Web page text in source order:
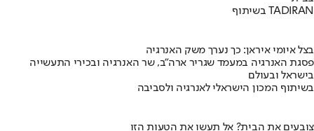
בשיתוף TADIRAN
בצל איומי איראן: כך נערך משק האנרגיה
פסגת האנרגיה במעמד שגריר ארה"ב, שר האנרגיה ובכירי התעשייה
בישראל ובעולם
בשיתוף המכון הישראלי לאנרגיה ולסביבה
צובעים את הבית? אל תעשו את הטעות הזו